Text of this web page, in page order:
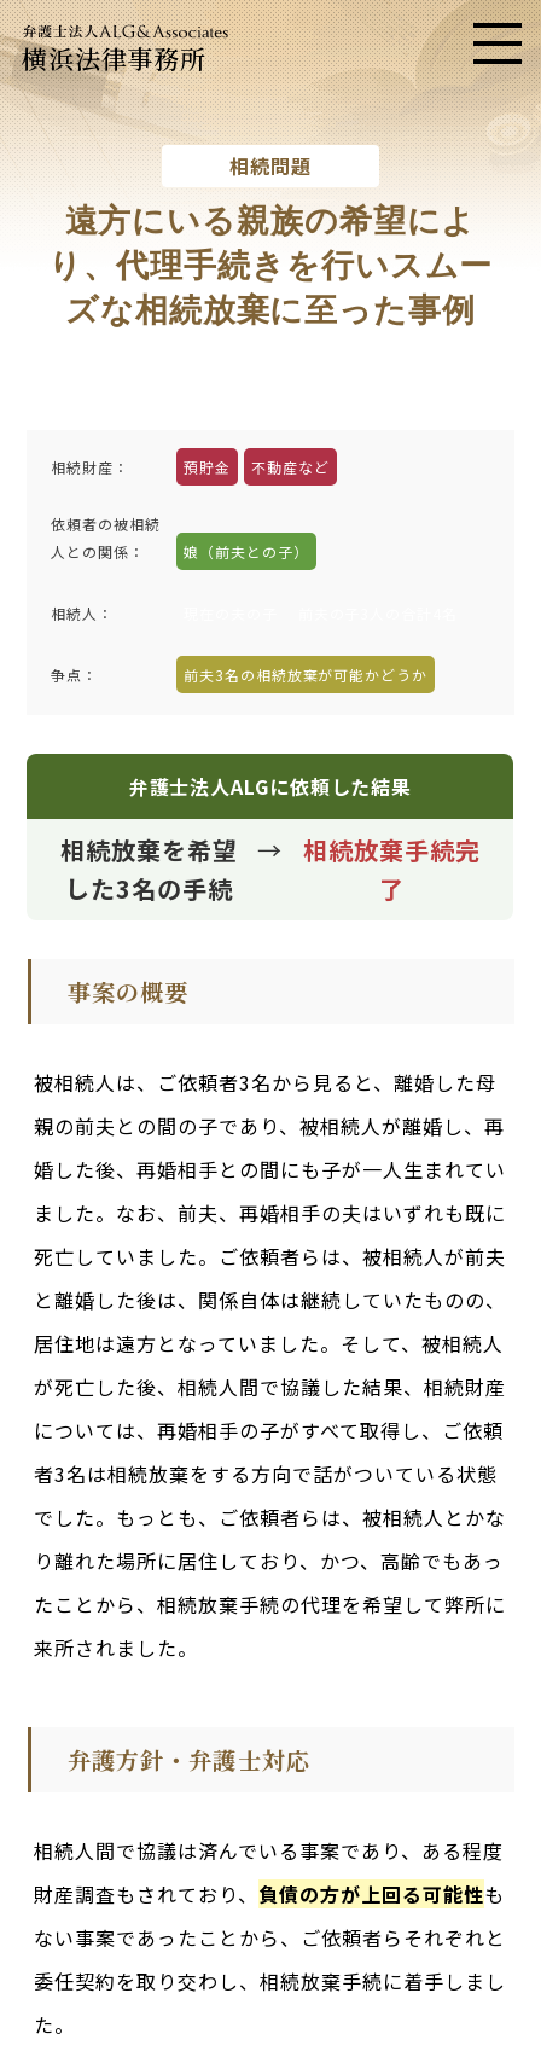
横浜法律事務所 メニ
相続問題
遠方にいる親族の希望によ
り、代理手続きを行いスムー
ズな相続放棄に至った事例
相続財産： 預貯金 不動産など
依頼者の被相続
人との関係：
娘（前夫との子）
相続人：
争点： 前夫3名の相続放棄が可能かどうか
弁護士法人ALGに依頼した結果
相続放棄を希望
した3名の手続
→
相続放棄手続完
了
事案の概要
被相続人は、ご依頼者3名から見ると、離婚した母
親の前夫との間の子であり、被相続人が離婚し、再
婚した後、再婚相手との間にも子が一人生まれてい
ました。なお、前夫、再婚相手の夫はいずれも既に
死亡していました。ご依頼者らは、被相続人が前夫
と離婚した後は、関係自体は継続していたものの、
居住地は遠方となっていました。そして、被相続人
が死亡した後、相続人間で協議した結果、相続財産
については、再婚相手の子がすべて取得し、ご依頼
者3名は相続放棄をする方向で話がついている状態
でした。もっとも、ご依頼者らは、被相続人とかな
り離れた場所に居住しており、かつ、高齢でもあっ
たことから、相続放棄手続の代理を希望して弊所に
来所されました。
弁護方針・弁護士対応
相続人間で協議は済んでいる事案であり、ある程度
財産調査もされており、 負債の方が上回る可能性も
ない事案であったことから、ご依頼者らそれぞれと
委任契約を取り交わし、相続放棄手続に着手しまし
た。